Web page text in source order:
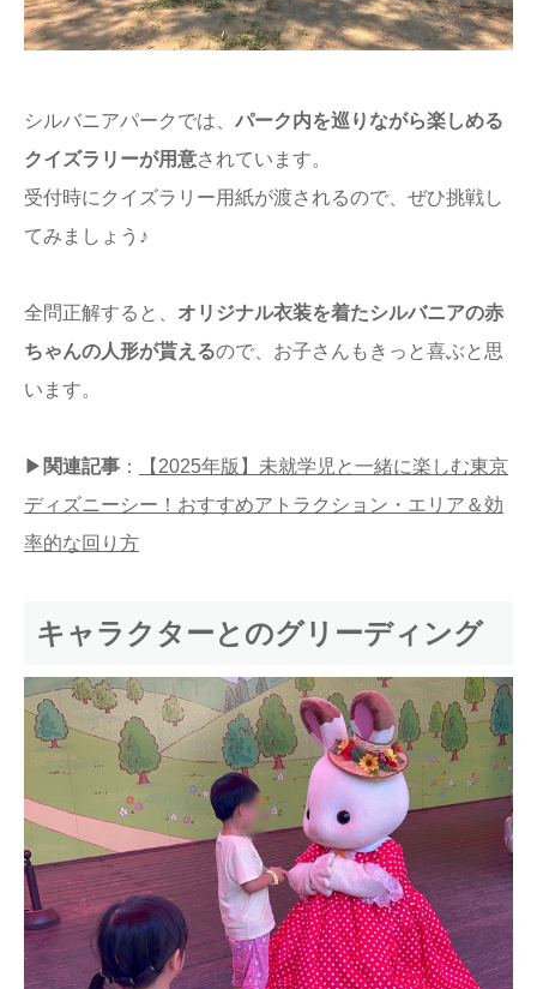
シルバニアパークでは、 パーク内を巡りながら楽しめる
クイズラリーが用意されています。
受付時にクイズラリー用紙が渡されるので、ぜひ挑戦し
てみましょう♪
全問正解すると、 オリジナル衣装を着たシルバニアの赤
ちゃんの人形が貰えるので、お子さんもきっと喜ぶと思
います。
▶ 関連記事 ：
【2025年版】未就学児と一緒に楽しむ東京
ディズニーシー！おすすめアトラクション・エリア＆効
率的な回り方
キャラクターとのグリーディング